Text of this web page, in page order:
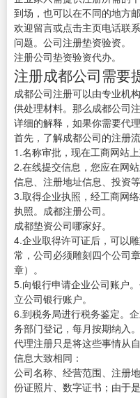
到场，也可以在不同的地方
欢迎留言或点击主页电话联
问题。公司注册垫资验资。
注册公司垫资验资代办。
注册成都公司需要
成都公司注册可以由专业机
供处理材料。那么成都公司
详细的解释，如果你需要代
首先，了解成都公司的注册
1.名称审批，现在工商网站
2.在线提交信息，您应在网
信息、注册地址信息、投资等
3.取得企业执照，经工商网
执照。成都注册公司。
成都垫资公司哪家好。
4.企业取得许可证后，可以
常，公司必须雕刻四个公司
章）。
5.向银行申请企业公司账户
立公司银行账户。
6.到税务局进行税务鉴定。
务部门登记，每月按期纳入。
代理注册只是将这些事情从
信息大致相同：
公司名称、经营范围、注册
份证照片、数字证书；由于